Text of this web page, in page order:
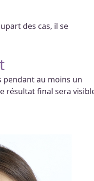
des cas, il se
pendant au moins un
résultat final sera